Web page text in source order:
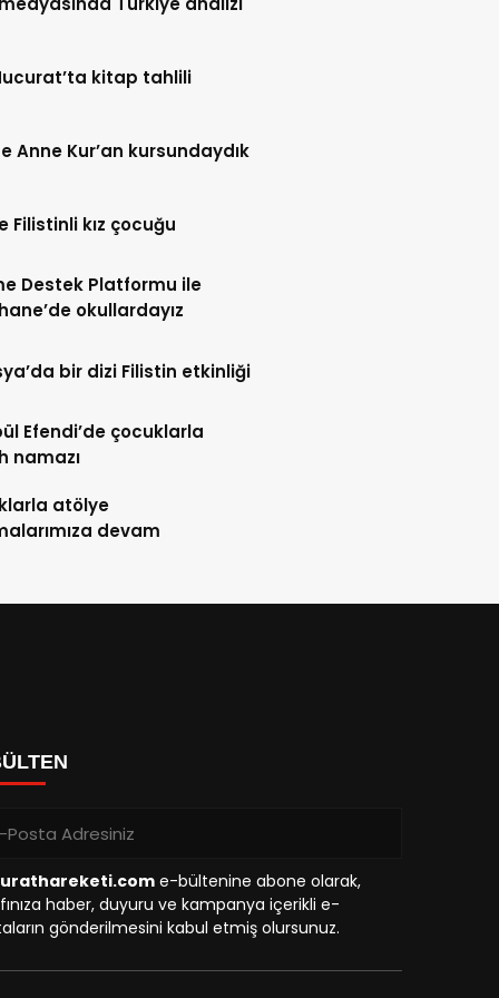
kitap tahlili
Anne Kur’an kursundaydık
Filistinli kız çocuğu
Destek Platformu ile
okullardayız
bir dizi Filistin etkinliği
Efendi’de çocuklarla
namazı
atölye
devam
e-bültenine abone olarak,
haber, duyuru ve kampanya içerikli e-
gönderilmesini kabul etmiş olursunuz.